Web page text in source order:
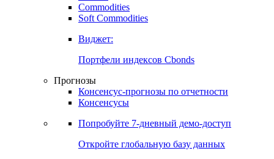
Commodities
Soft Commodities
Виджет:
Портфели индексов Cbonds
Прогнозы
Консенсус-прогнозы по отчетности
Консенсусы
Попробуйте 7-дневный демо-доступ
Откройте глобальную базу данных